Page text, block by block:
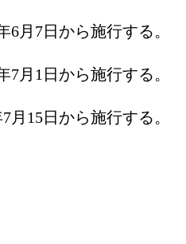
月7日から施行する。
月1日から施行する。
15日から施行する。